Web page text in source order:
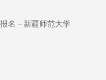
名 – 新疆师范大学